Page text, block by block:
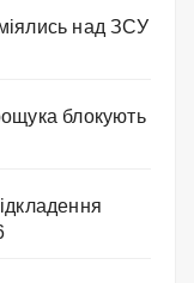
над ЗСУ
блокують